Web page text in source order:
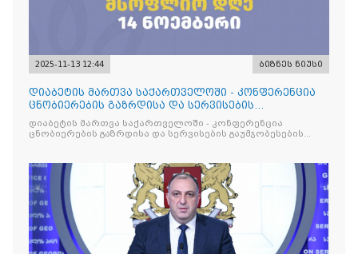
2025-11-13 12:44 ბიზნეს ნიუსი
დიაბეტის მართვა საქართველოში - კონფერენცია
ცნობიერების გაზრდისა და სერვისების
გაუმჯობესების მიზნით
დიაბეტის მართვა საქართველოში - კონფერენცია
ცნობიერების გაზრდისა და სერვისების გაუმჯობესების